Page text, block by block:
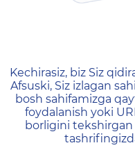
404 —
Kechirasiz, biz Siz
Afsuski, Siz izlagan
bosh sahifamizga
foydalanish yoki
borligini